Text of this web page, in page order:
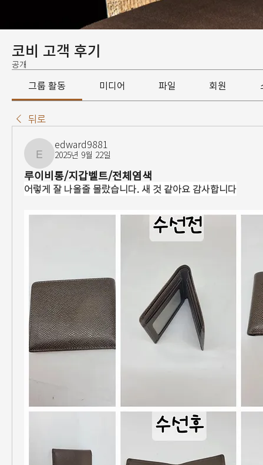
코비 고객 후기
공개
그룹 활동 미디어 파일 회원
뒤로
edward9881
edward9881
2025년 9월 22일
루이비통/지갑벨트/전체염색
어렇게 잘 나올줄 몰랐습니다. 새 것 같아요 감사합니다